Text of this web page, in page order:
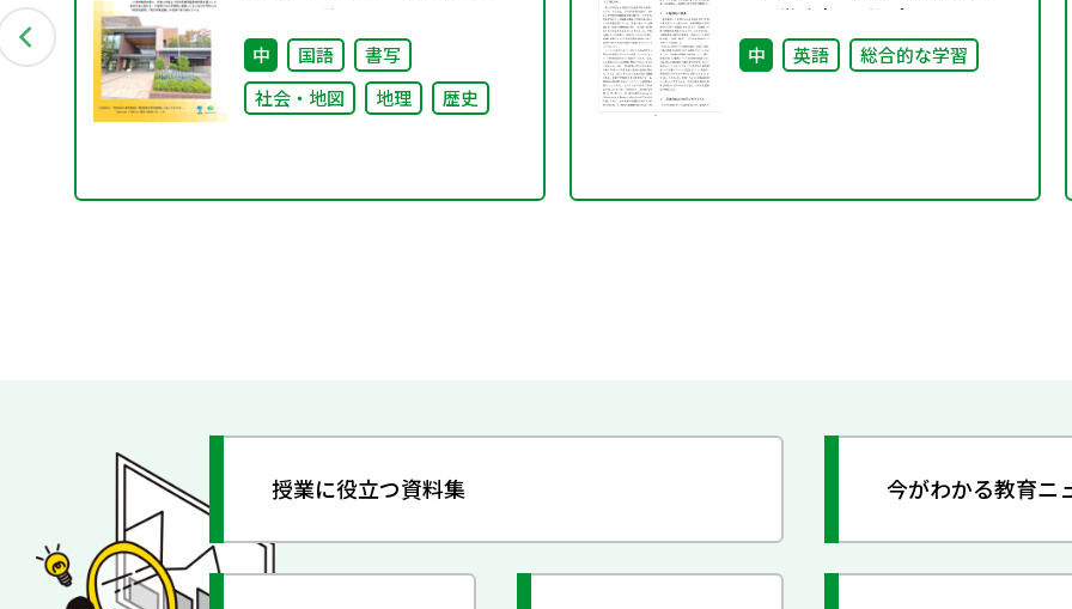
後への期待～
中 国語
書写
社会・地図
地理 歴史
の入賞論文のご紹介
中 英語 総合的な学習
授業に役立つ資料集 今がわかる教育ニ